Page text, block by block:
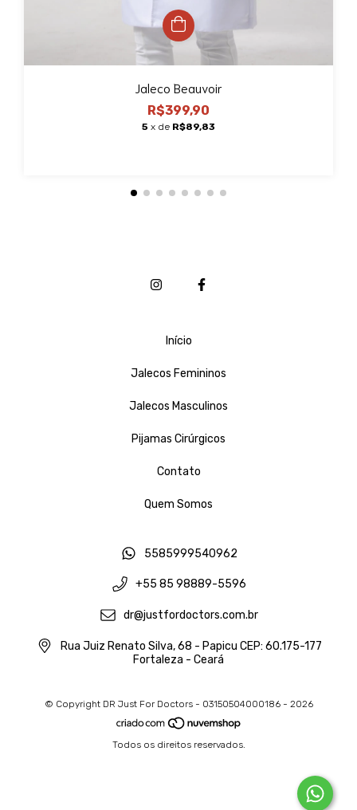
Jaleco Beauvoir
R$399,90
5 x de R$89,83
Início
Jalecos Femininos
Jalecos Masculinos
Pijamas Cirúrgicos
Contato
Quem Somos
5585999540962
+55 85 98889-5596
dr@justfordoctors.com.br
Rua Juiz Renato Silva, 68 - Papicu CEP: 60.175-177
Fortaleza - Ceará
© Copyright DR Just For Doctors - 03150504000186 - 2026
Todos os direitos reservados.